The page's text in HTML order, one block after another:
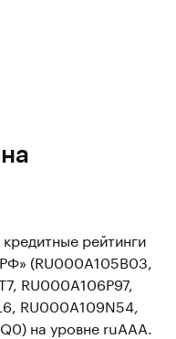
рейтинги
(RU000A105B03,
RU000A106P97,
RU000A109N54,
на уровне ruAAA.